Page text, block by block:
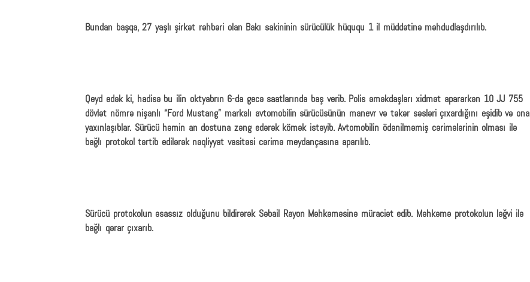
Bundan başqa, 27 yaşlı şirkət rəhbəri olan Bakı sakininin sürücülük hüququ 1 il müddətinə məhdudlaşdırılıb.
Qeyd edək ki, hadisə bu ilin oktyabrın 6-da gecə saatlarında baş verib. Polis əməkdaşları xidmət apararkən 10 JJ 755
dövlət nömrə nişanlı “Ford Mustang” markalı avtomobilin sürücüsünün manevr və təkər səsləri çıxardığını eşidib və ona
yaxınlaşıblar. Sürücü həmin an dostuna zəng edərək kömək istəyib. Avtomobilin ödənilməmiş cərimələrinin olması ilə
bağlı protokol tərtib edilərək nəqliyyat vasitəsi cərimə meydançasına aparılıb.
Sürücü protokolun əsassız olduğunu bildirərək Səbail Rayon Məhkəməsinə müraciət edib. Məhkəmə protokolun ləğvi ilə
bağlı qərar çıxarıb.